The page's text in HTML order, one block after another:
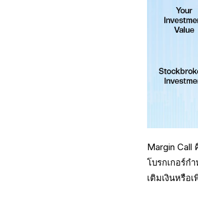
Margin
โบรกเกอร์ก
เติมเงินหรือ